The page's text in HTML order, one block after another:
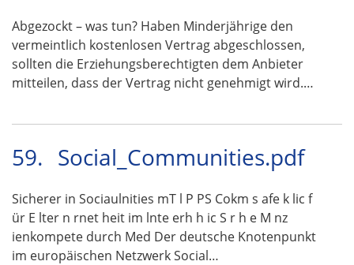
Abgezockt – was tun? Haben Minderjährige den
vermeintlich kostenlosen Vertrag abgeschlossen,
sollten die Erziehungsberechtigten dem Anbieter
mitteilen, dass der Vertrag nicht genehmigt wird.…
59. Social_Communities.pdf
Sicherer in Sociaulnities mT l P PS Cokm s afe k lic f
ür E lter n rnet heit im lnte erh h ic S r h e M nz
ienkompete durch Med Der deutsche Knotenpunkt
im europäischen Netzwerk Social…